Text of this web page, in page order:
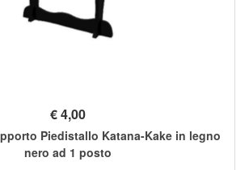
€4,00
Piedistallo Katana-Kake in legno
nero ad 1 posto